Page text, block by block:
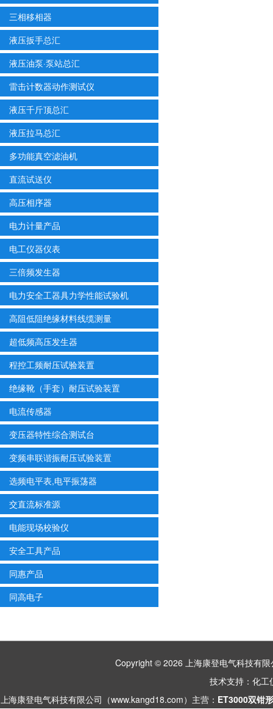
三相移相器
液压扳手总汇
液压油泵·泵站总汇
雷击计数器动作测试仪
液压千斤顶总汇
液压拉马总汇
多功能真空滤油机
直流试送仪
高压相序器
电力计量产品
电工仪器仪表
三倍频发生器
电力安全工器具力学性能试验机
高阻低阻绝缘材料线缆测量
超低频高压发生器
程控工频耐压试验装置
绝缘靴（手套）耐压试验装置
电流传感器
变压器特性综合测试台
变频串联谐振耐压试验装置
选频电平表,电平振荡器
交直流标准源
电能现场校验仪
安全工具产品
同惠产品
同高电子
Copyright © 2026 上海康登电气科技有
技术支持： 化工
上海康登电气科技有限公司（www.kangd18.com）主营： ET3000双钳